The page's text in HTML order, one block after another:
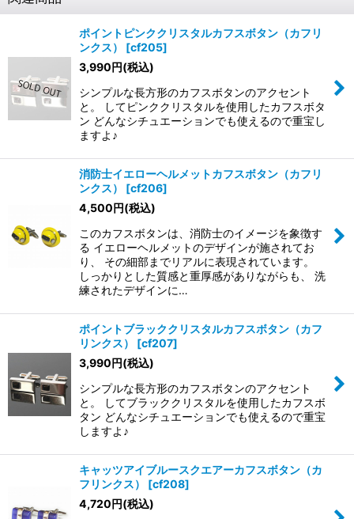
ポイントピンククリスタルカフスボタン（カフリ
ンクス）
[cf205]
3,990円(税込)
シンプルな長方形のカフスボタンのアクセント
と。 してピンククリスタルを使用したカフスボタ
ン どんなシチュエーションでも使えるので重宝し
ますよ♪
消防士イエローヘルメットカフスボタン（カフリ
ンクス）
[cf206]
4,500円(税込)
このカフスボタンは、消防士のイメージを象徴す
る イエローヘルメットのデザインが施されてお
り、 その細部までリアルに表現されています。
しっかりとした質感と重厚感がありながらも、 洗
練されたデザインに…
ポイントブラッククリスタルカフスボタン（カフ
リンクス）
[cf207]
3,990円(税込)
シンプルな長方形のカフスボタンのアクセント
と。 してブラッククリスタルを使用したカフスボ
タン どんなシチュエーションでも使えるので重宝
しますよ♪
キャッツアイブルースクエアーカフスボタン（カ
フリンクス）
[cf208]
4,720円(税込)